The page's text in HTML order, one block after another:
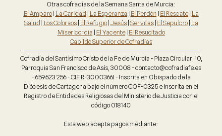
Otras cofradías de la Semana Santa de Murcia:
El Amparo| La Caridad | La Esperanza | El Perdón | El Rescate| La
Salud | Los Coloraos| El Refugio|Jesús|Servitas| El Sepulcro| La
Misericordia | El Yacente| El Resucitado
Cabildo Superior de Cofradías
Cofradía del Santísimo Cristo de la Fe de Murcia - Plaza Circular, 10,
Parroquia San Francisco de Asís, 30008 - contacto@cofradiafe.es
- 659 623 256 - CIF R-3000366I - Inscrita en Obispado de la
Diócesis de Cartagena bajo el número COF-0325 e inscrita en el
Registro de Entidades Religiosas del Ministerio de Justicia con el
código 018140
Esta web acepta pagos mediante: